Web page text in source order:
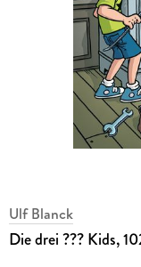
Ulf Blanck
Die drei ??? Kids,